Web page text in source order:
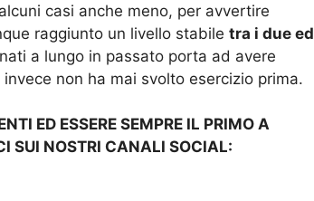
casi anche meno, per avvertire
raggiunto un livello stabile tra i due ed
a lungo in passato porta ad avere
invece non ha mai svolto esercizio prima.
ED ESSERE SEMPRE IL PRIMO A
SUI NOSTRI CANALI SOCIAL: